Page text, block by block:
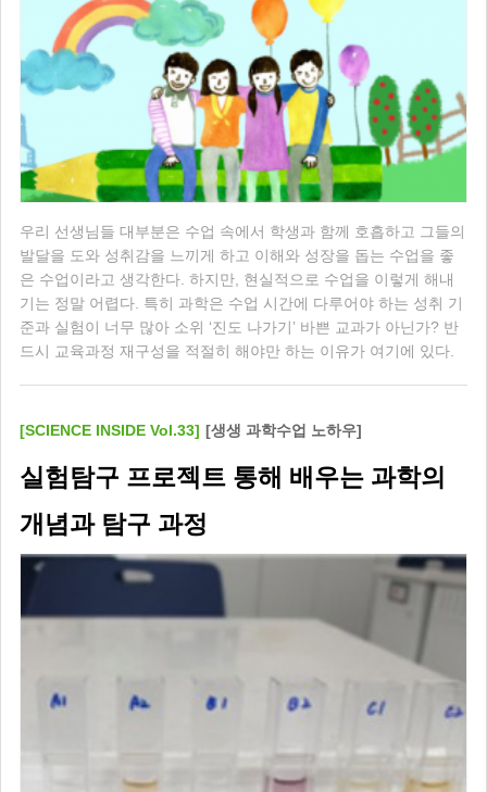
우리 선생님들 대부분은 수업 속에서 학생과 함께 호흡하고 그들의
발달을 도와 성취감을 느끼게 하고 이해와 성장을 돕는 수업을 좋
은 수업이라고 생각한다. 하지만, 현실적으로 수업을 이렇게 해내
기는 정말 어렵다. 특히 과학은 수업 시간에 다루어야 하는 성취 기
준과 실험이 너무 많아 소위 ‘진도 나가기’ 바쁜 교과가 아닌가? 반
드시 교육과정 재구성을 적절히 해야만 하는 이유가 여기에 있다.
[SCIENCE INSIDE Vol.33] [생생 과학수업 노하우]
실험탐구 프로젝트 통해 배우는 과학의
개념과 탐구 과정